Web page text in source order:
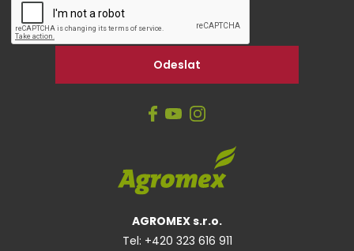
AGROMEX s.r.o.
Tel: +420 323 616 911